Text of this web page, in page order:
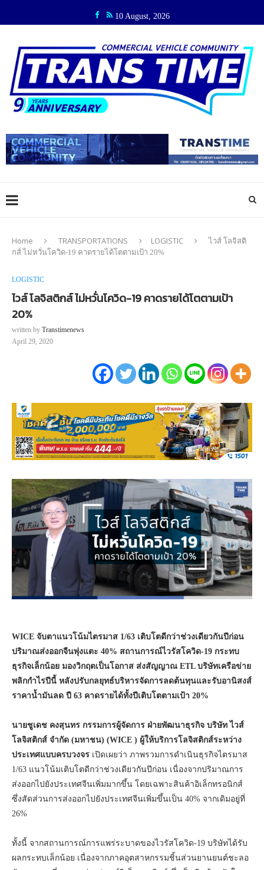
10 August, 2026
Home TRANSPORTATIONS LOGISTIC
ไวส์ โลจิสติ
กส์ ไม่หวั่นโควิด-19 คาดรายได้โตตามเป้า 20%
LOGISTIC
ไวส์ โลจิสติกส์ ไม่หวั่นโควิด-19 คาดรายได้โตตามเป้า
20%
written by Transtimenews
April 29, 2020
WICE จับตาแนวโน้มไตรมาส 1/63 เติบโตดีกว่าช่วงเดียวกันปีก่อน
ปริมาณส่งออกจีนพุ่งแตะ 40% สถานการณ์ไวรัสโควิด-19 กระทบ
ธุรกิจเล็กน้อย มองวิกฤตเป็นโอกาส ส่งสัญญาณ ETL บริษัทเครือข่าย
พลิกกำไรปีนี้ หลังปรับกลยุทธ์บริหารจัดการลดต้นทุนและรับอานิสงส์
ราคาน้ำมันลด ปี 63 คาดรายได้ทั้งปีเติบโตตามเป้า 20%
นายชูเดช คงสุนทร กรรมการผู้จัดการ ฝ่ายพัฒนาธุรกิจ บริษัท ไวส์
โลจิสติกส์ จำกัด (มหาชน) (WICE ) ผู้ให้บริการโลจิสติกส์ระหว่าง
ประเทศแบบครบวงจร เปิดเผยว่า ภาพรวมการดำเนินธุรกิจไตรมาส
1/63 แนวโน้มเติบโตดีกว่าช่วงเดียวกันปีก่อน เนื่องจากปริมาณการ
ส่งออกไปยังประเทศจีนเพิ่มมากขึ้น โดยเฉพาะสินค้าอิเล็กทรอนิกส์
ซึ่งสัดส่วนการส่งออกไปยังประเทศจีนเพิ่มขึ้นเป็น 40% จากเดิมอยู่ที่
26%
ทั้งนี้ จากสถานการณ์การแพร่ระบาดของไวรัสโควิด-19 บริษัทได้รับ
ผลกระทบเล็กน้อย เนื่องจากภาคอุตสาหกรรมชิ้นส่วนยานยนต์ชะลอ